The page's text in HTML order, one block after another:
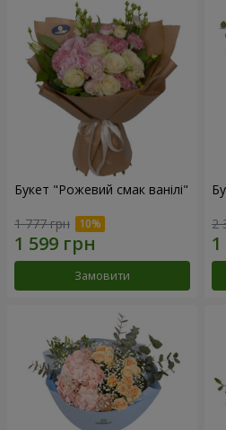
Букет "Рожевий смак ванілі"
1 777 грн
Замовити
2